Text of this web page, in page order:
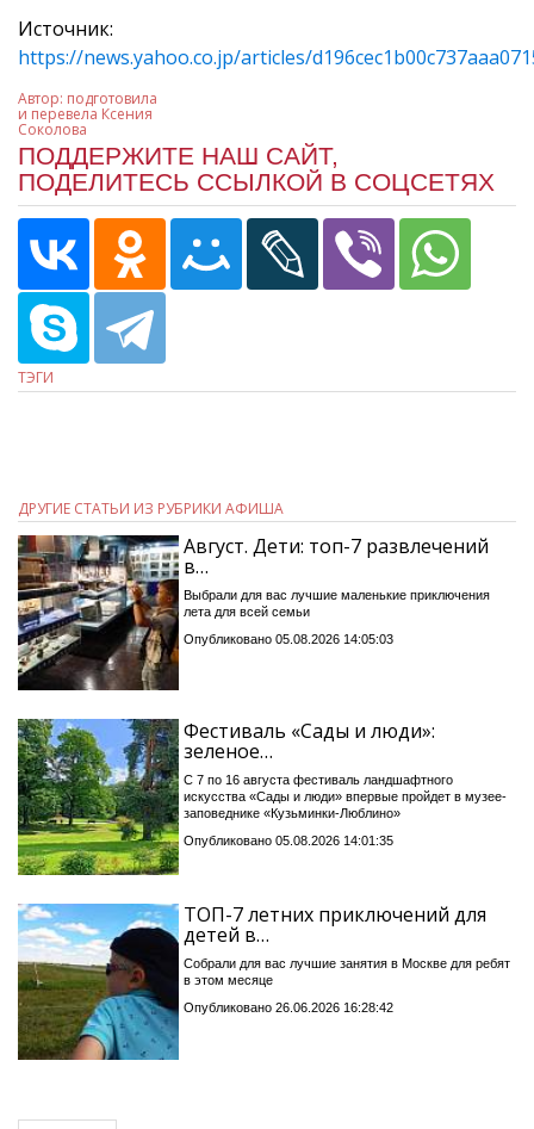
Источник:
https://news.yahoo.co.jp/articles/
Автор: подготовила
и перевела Ксения
Соколова
ПОДДЕРЖИТЕ НАШ САЙТ,
ПОДЕЛИТЕСЬ ССЫЛКОЙ В СОЦСЕТЯХ
ТЭГИ
ДРУГИЕ СТАТЬИ ИЗ РУБРИКИ АФИША
Август. Дети: топ-7 развлечений
в…
Выбрали для вас лучшие маленькие приключения
лета для всей семьи
Опубликовано 05.08.2026 14:05:03
Фестиваль «Сады и люди»:
зеленое…
С 7 по 16 августа фестиваль ландшафтного
искусства «Сады и люди» впервые пройдет в музее-
заповеднике «Кузьминки-Люблино»
Опубликовано 05.08.2026 14:01:35
ТОП-7 летних приключений для
детей в…
Собрали для вас лучшие занятия в Москве для ребят
в этом месяце
Опубликовано 26.06.2026 16:28:42